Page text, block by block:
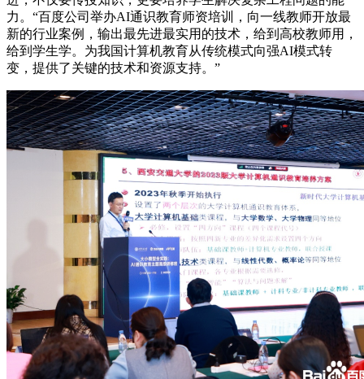
力。“百度公司举办AI通识教育师资培训，向一线教师开放最
新的行业案例，输出最先进最实用的技术，给到高校教师用，
给到学生学。为我国计算机教育从传统模式向强AI模式转
变，提供了关键的技术和资源支持。”